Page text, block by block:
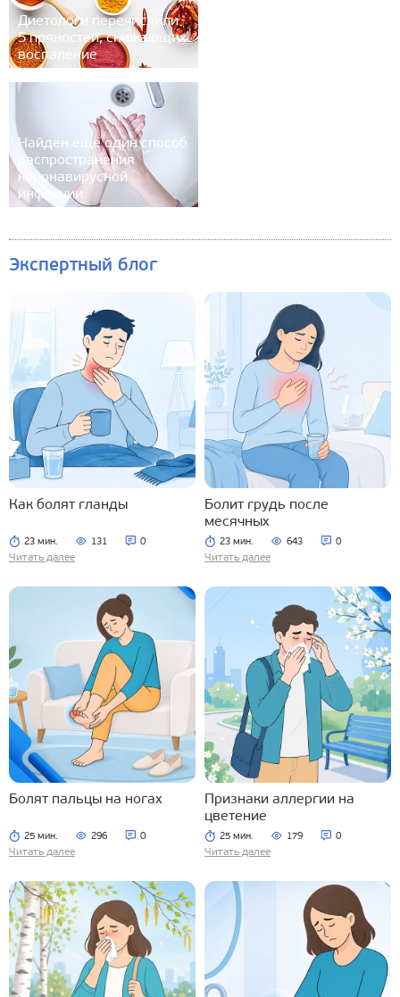
Диетологи перечислили
5 пряностей, снижающих
воспаление
Найден ещё один способ
распространения
коронавирусной
инфекции
Экспертный блог
Как болят гланды
23 мин. 131 0
Читать далее
Болит грудь после
месячных
23 мин. 643 0
Читать далее
Болят пальцы на ногах
25 мин. 296 0
Читать далее
Признаки аллергии на
цветение
25 мин. 179 0
Читать далее